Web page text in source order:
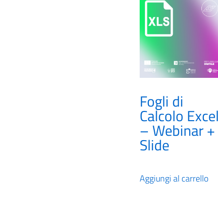
Fogli di
Calcolo
– Webinar +
Slide
Aggiungi al carrello